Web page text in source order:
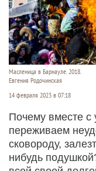
Масленица в Барнауле. 2018.
Евгения Родочинская
14 февраля 2023 в 07:18
Почему вместе с
переживаем
сковороду,
нибудь